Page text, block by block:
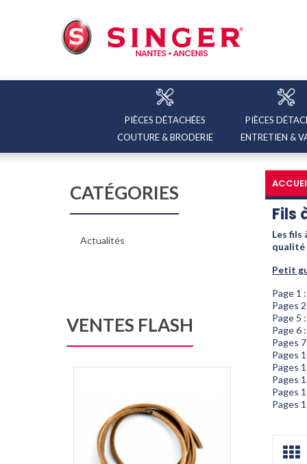
PIÈCES DÉTACHÉES
COUTURE & BRODERIE
PIÈCES
ENTRETIEN &
CATÉGORIES
Actualités
VENTES FLASH
Fils
Les fils
qualité
Petit
Page 1
Pages
Page 5
Page 6
Pages
Pages
Pages
Pages
Pages
Pages